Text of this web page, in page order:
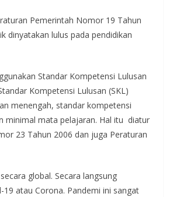
Pemerintah Nomor 19 Tahun
dinyatakan lulus pada pendidikan
Standar Kompetensi Lulusan
Kompetensi Lulusan (SKL)
menengah, standar kompetensi
minimal mata pelajaran. Hal itu diatur
23 Tahun 2006 dan juga Peraturan
global. Secara langsung
atau Corona. Pandemi ini sangat